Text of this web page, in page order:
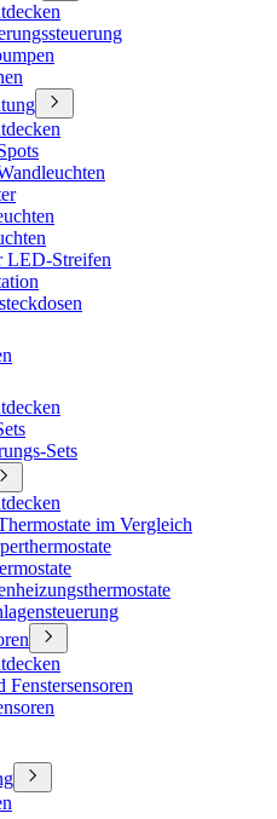
LED-Streifen
Sets
im Vergleich
Fenstersensoren